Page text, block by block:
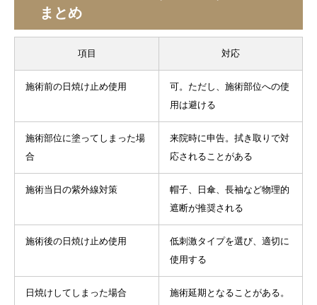
まとめ
項目 対応
施術前の日焼け止め使用
可。ただし、施術部位への使
用は避ける
施術部位に塗ってしまった場
合
来院時に申告。拭き取りで対
応されることがある
施術当日の紫外線対策
帽子、日傘、長袖など物理的
遮断が推奨される
施術後の日焼け止め使用
低刺激タイプを選び、適切に
使用する
日焼けしてしまった場合
施術延期となることがある。